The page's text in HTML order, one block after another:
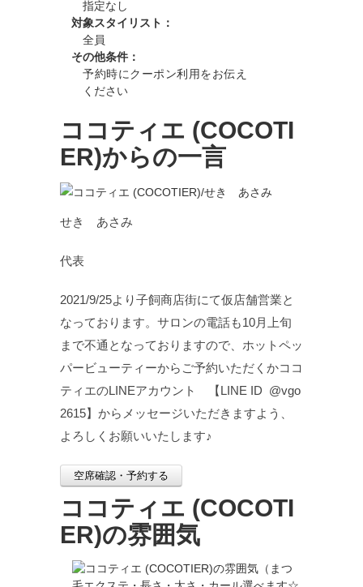
指定なし
対象スタイリスト：
全員
その他条件：
予約時にクーポン利用をお伝え
ください
ココティエ (COCOTI
ER)からの一言
せき あさみ
代表
2021/9/25より子飼商店街にて仮店舗営業と
なっております。サロンの電話も10月上旬
まで不通となっておりますので、ホットペッ
パービューティーからご予約いただくかココ
ティエのLINEアカウント 【LINE ID @vgo
2615】からメッセージいただきますよう、
よろしくお願いいたします♪
空席確認・予約する
ココティエ (COCOTI
ER)の雰囲気